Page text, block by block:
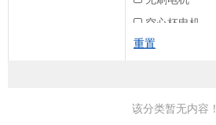
空心杯电机
重置
该分类暂无内容！